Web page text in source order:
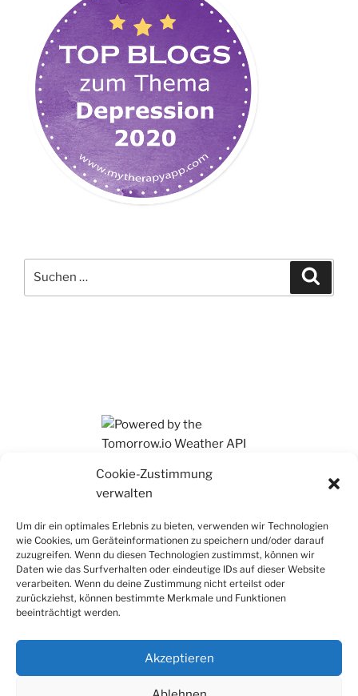
Cookie-Zustimmung
verwalten
Um dir ein optimales Erlebnis zu bieten, verwenden wir Technologien
wie Cookies, um Geräteinformationen zu speichern und/oder darauf
zuzugreifen. Wenn du diesen Technologien zustimmst, können wir
Daten wie das Surfverhalten oder eindeutige IDs auf dieser Website
verarbeiten. Wenn du deine Zustimmung nicht erteilst oder
zurückziehst, können bestimmte Merkmale und Funktionen
beeinträchtigt werden.
Akzeptieren
nach: